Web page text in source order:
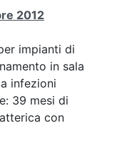
2012
impianti di
in sala
infezioni
39 mesi di
con